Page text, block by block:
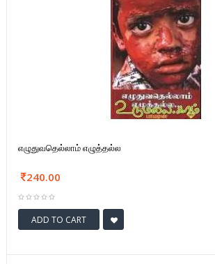
எழுதுவதெல்லாம் எழுத்தல்ல
240.00
ADD TO CART